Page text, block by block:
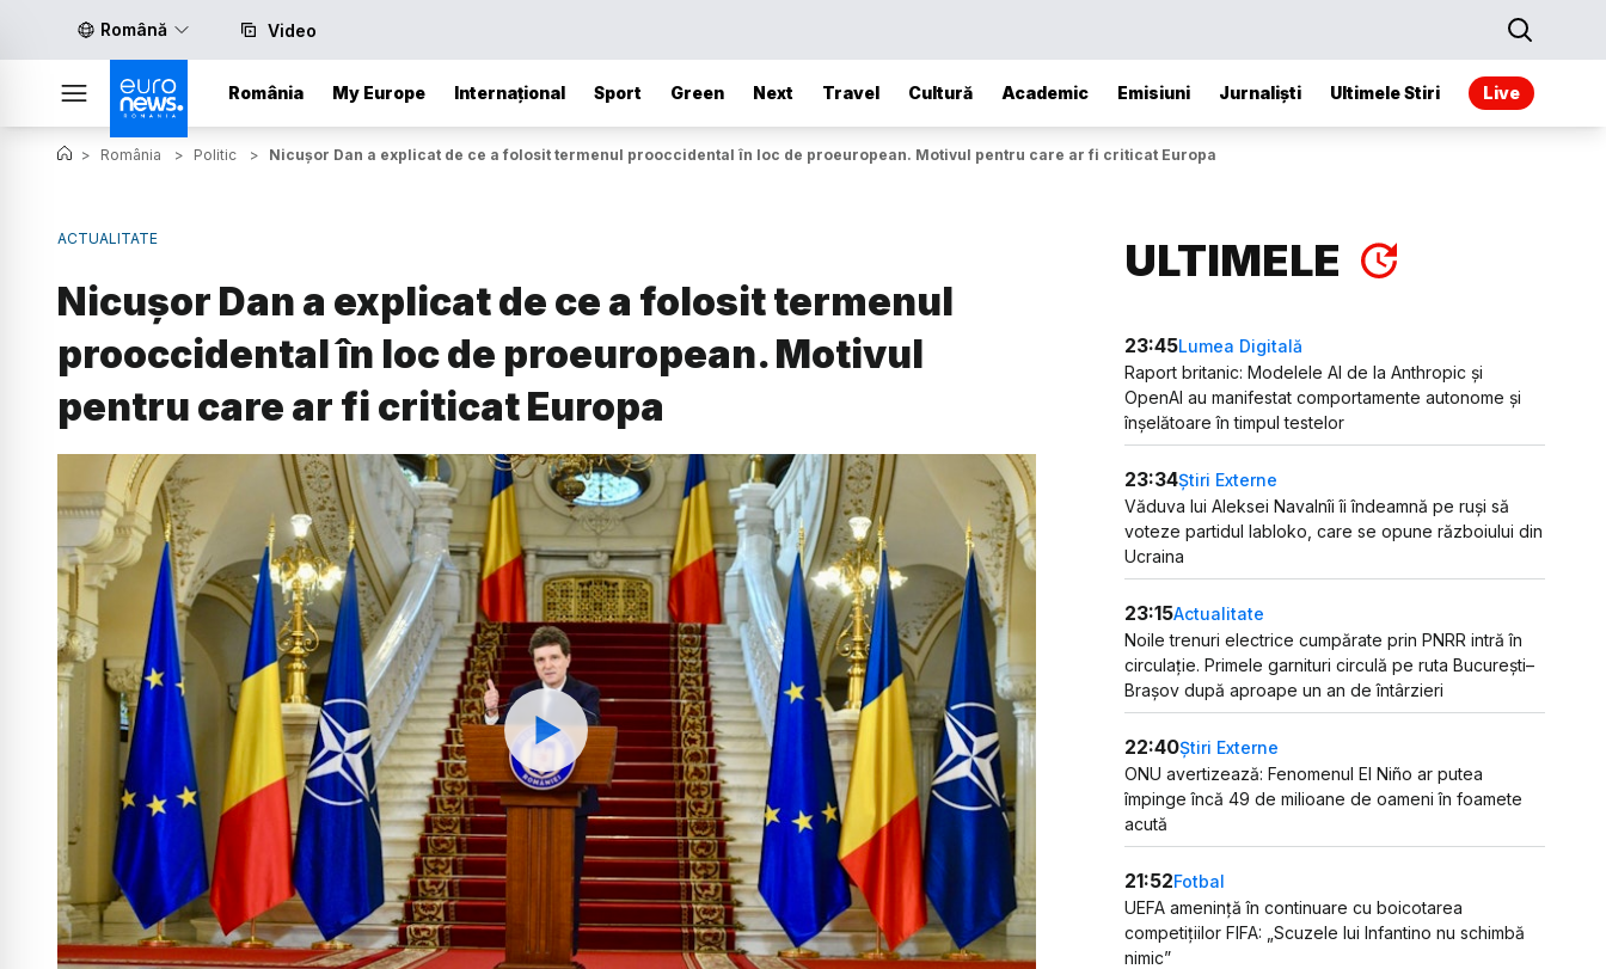
Română Video
România My Europe Internațional Sport Green Next Travel Cultură Academic Emisiuni Jurnaliști Ultimele Stiri Live
> România > Politic > Nicușor Dan a explicat de ce a folosit termenul prooccidental în loc de proeuropean. Motivul pentru care ar fi criticat Europa
ACTUALITATE
Nicușor Dan a explicat de ce a folosit termenul
prooccidental în loc de proeuropean. Motivul
pentru care ar fi criticat Europa
Watch
ULTIMELE
23:45Lumea Digitală
Raport britanic: Modelele AI de la Anthropic și
OpenAI au manifestat comportamente autonome și
înșelătoare în timpul testelor
23:34Știri Externe
Văduva lui Aleksei Navalnîi îi îndeamnă pe ruși să
voteze partidul Iabloko, care se opune războiului din
Ucraina
23:15Actualitate
Noile trenuri electrice cumpărate prin PNRR intră în
circulație. Primele garnituri circulă pe ruta București–
Brașov după aproape un an de întârzieri
22:40Știri Externe
ONU avertizează: Fenomenul El Niño ar putea
împinge încă 49 de milioane de oameni în foamete
acută
21:52Fotbal
UEFA amenință în continuare cu boicotarea
competițiilor FIFA: „Scuzele lui Infantino nu schimbă
nimic”